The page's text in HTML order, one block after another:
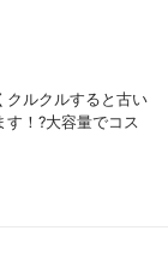
クルクルすると古い
！?大容量でコス